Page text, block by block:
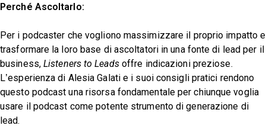
Perché Ascoltarlo:
Per i podcaster che vogliono massimizzare il proprio impatto e
trasformare la loro base di ascoltatori in una fonte di lead per il
business, Listeners to Leadsoffre indicazioni preziose.
L’esperienza di Alesia Galati e i suoi consigli pratici rendono
questo podcast una risorsa fondamentale per chiunque voglia
usare il podcast come potente strumento di generazione di
lead.